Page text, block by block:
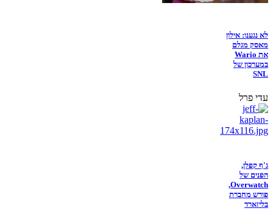
לא נגענו: אילון
מאסק מגלם
את Wario
במערכון של
SNL
עדי פרל
ג'ף קפלן,
הפנים של
Overwatch,
פורש מחברת
בליזארד